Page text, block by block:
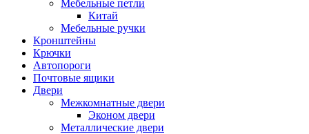
Мебельные петли
Китай
Мебельные ручки
Кронштейны
Крючки
Автопороги
Почтовые ящики
Двери
Межкомнатные двери
Эконом двери
Металлические двери